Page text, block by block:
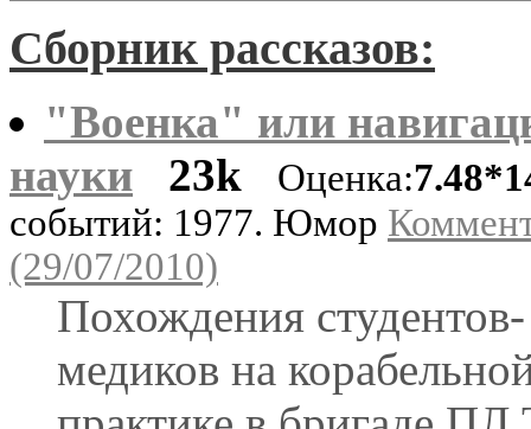
Сборник рассказов:
"Военка" или
науки
23k Оценка:
событий: 1977. Юмор
(29/07/2010)
Похождения студентов-
медиков на